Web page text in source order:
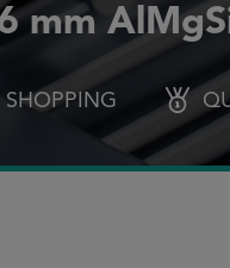
mm
SHOPPING